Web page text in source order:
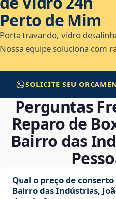
Perto de Mim
Porta travando, vidro
Nossa equipe soluciona com
SOLICITE SEU
Perguntas
Reparo de
Bairro das
Qual o preço de
Bairro das Indústrias,